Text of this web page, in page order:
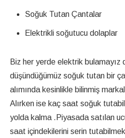
Soğuk Tutan Çantalar
Elektrikli soğutucu dolaplar
Biz her yerde elektrik bulamayız
düşündüğümüz soğuk tutan bir
alımında kesinlikle bilinmiş
Alırken ise kaç saat soğuk
yolda kalma .Piyasada satılan
saat içindekilerini serin